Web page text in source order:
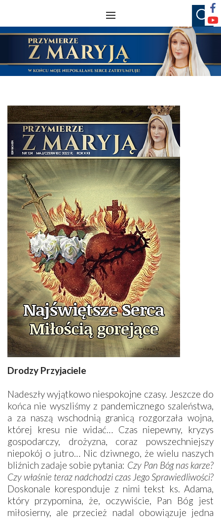
Drodzy Przyjaciele
Nadeszły wyjątkowo niespokojne czasy. Jeszcze do
końca nie wyszliśmy z pandemicznego szaleństwa,
a za naszą wschodnią granicą rozgorzała wojna,
której kresu nie widać… Czas niepewny, kryzys
gospodarczy, drożyzna, coraz powszechniejszy
niepokój o jutro… Nic dziwnego, że wielu naszych
bliźnich zadaje sobie pytania: Czy Pan Bóg nas karze?
Czy właśnie teraz nadchodzi czas Jego Sprawiedliwości?
Doskonale koresponduje z nimi tekst ks. Adama,
który przypomina, że, oczywiście, Pan Bóg jest
miłosierny, ale przecież nadal obowiązuje jedna